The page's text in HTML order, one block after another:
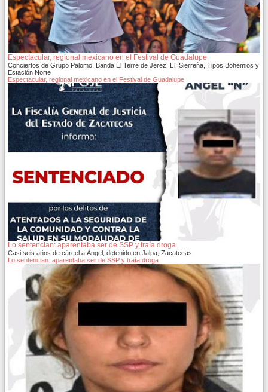
Espectacular, regional mexicano en el Festival de Guadalupe
Conciertos de Grupo Palomo, Banda El Terre de Jerez, LT Sierreña, Tipos Bohemios y
Estación Norte
Espectacular, regional mexicano en el Festival de Guadalupe
Lo sentencian: aparentaba ser de SSP y traía droga
Casi seis años de cárcel a Ángel, detenido en Jalpa, Zacatecas
Lo sentencian: aparentaba ser de SSP y traía droga